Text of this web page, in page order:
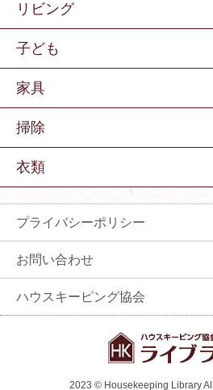
リビング
子ども
家具
掃除
衣類
プライバシーポリシー
お問い合わせ
ハウスキーピング協会
2023 © Housekeeping Library